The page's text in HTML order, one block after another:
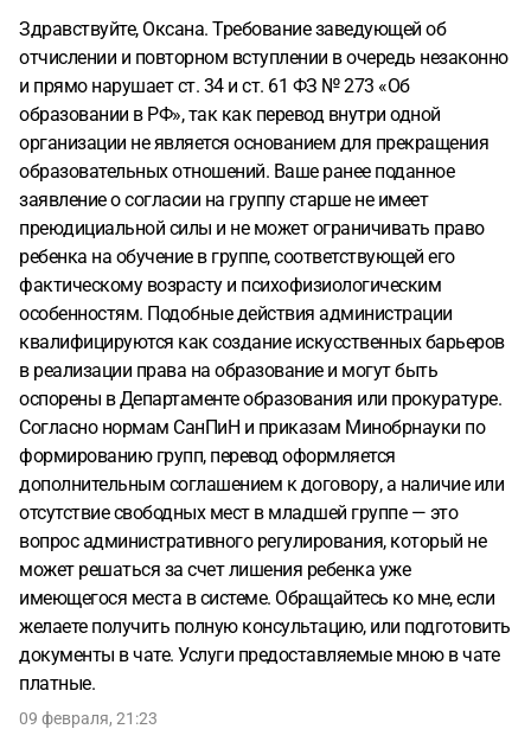
Здравствуйте, Оксана. Требование заведующей об
отчислении и повторном вступлении в очередь незаконно
и прямо нарушает ст. 34 и ст. 61 ФЗ № 273 «Об
образовании в РФ», так как перевод внутри одной
организации не является основанием для прекращения
образовательных отношений. Ваше ранее поданное
заявление о согласии на группу старше не имеет
преюдициальной силы и не может ограничивать право
ребенка на обучение в группе, соответствующей его
фактическому возрасту и психофизиологическим
особенностям. Подобные действия администрации
квалифицируются как создание искусственных барьеров
в реализации права на образование и могут быть
оспорены в Департаменте образования или прокуратуре.
Согласно нормам СанПиН и приказам Минобрнауки по
формированию групп, перевод оформляется
дополнительным соглашением к договору, а наличие или
отсутствие свободных мест в младшей группе — это
вопрос административного регулирования, который не
может решаться за счет лишения ребенка уже
имеющегося места в системе. Обращайтесь ко мне, если
желаете получить полную консультацию, или подготовить
документы в чате. Услуги предоставляемые мною в чате
платные.
09 февраля, 21:23